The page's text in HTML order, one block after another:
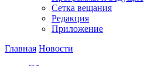
Сетка вещания
Редакция
Приложение
Главная Новости